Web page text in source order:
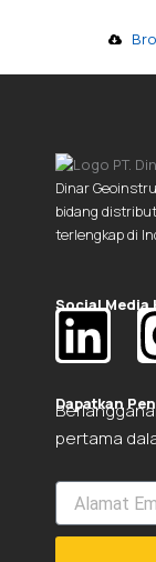
Dinar
bidang
terlengkap di
Social Media
L
i
n
k
Dapatkan
pertama